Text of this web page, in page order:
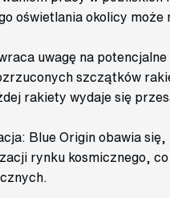
oświetlania okolicy
uwagę na
szczątków
rakiety wydaje się
Blue Origin obawia
rynku kosmicznego,